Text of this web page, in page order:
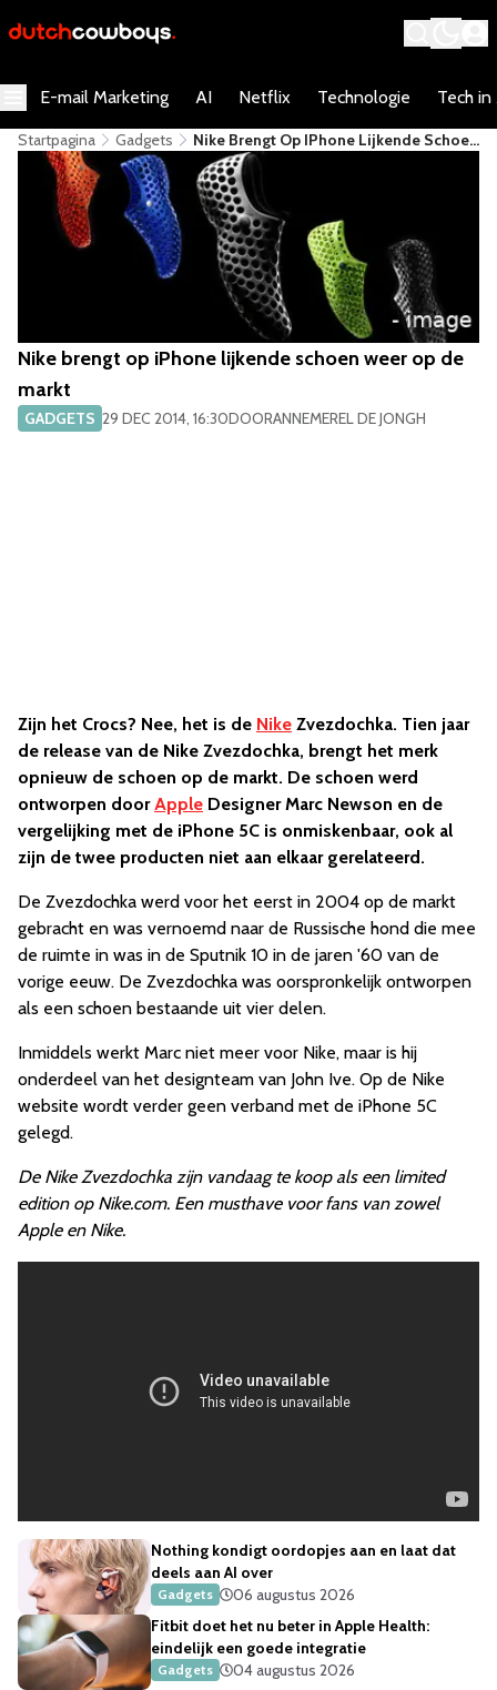
E-mail Marketing AI Netflix Technologie Tech in
Startpagina Gadgets
Nike Brengt Op IPhone Lijkende Schoen
Weer Op De Markt
Nike brengt op iPhone lijkende schoen weer op de
markt
GADGETS 29 DEC 2014, 16:30DOORANNEMEREL DE JONGH
Zijn het Crocs? Nee, het is de Nike Zvezdochka. Tien jaar
de release van de Nike Zvezdochka, brengt het merk
opnieuw de schoen op de markt. De schoen werd
ontworpen doorApple Designer Marc Newson en de
vergelijking met de iPhone 5C is onmiskenbaar, ook al
zijn de twee producten niet aan elkaar gerelateerd.
De Zvezdochka werd voor het eerst in 2004 op de markt
gebracht en was vernoemd naar de Russische hond die mee
de ruimte in was in de Sputnik 10 in de jaren '60 van de
vorige eeuw. De Zvezdochka was oorspronkelijk ontworpen
als een schoen bestaande uit vier delen.
Inmiddels werkt Marc niet meer voor Nike, maar is hij
onderdeel van het designteam van John Ive. Op de Nike
website wordt verder geen verband met de iPhone 5C
gelegd.
De Nike Zvezdochka zijn vandaag te koop als een limited
edition op Nike.com. Een musthave voor fans van zowel
Apple en Nike.
Nothing kondigt oordopjes aan en laat dat
deels aan AI over
Gadgets
06 augustus 2026
Fitbit doet het nu beter in Apple Health:
eindelijk een goede integratie
Gadgets
04 augustus 2026